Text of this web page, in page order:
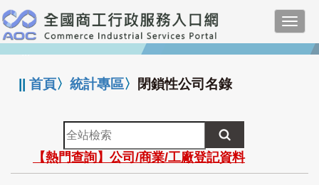
跳
到
主
要
:::
||首頁〉統計專區〉 閉鎖性公司名錄
全
站
檢
索
【熱門查詢】公司/商業/工廠登記資料